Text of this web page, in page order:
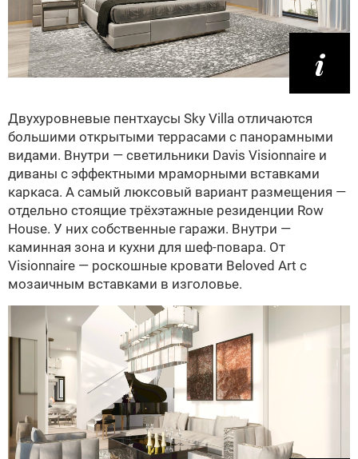
Двухуровневые пентхаусы Sky Villa отличаются
большими открытыми террасами с панорамными
видами. Внутри — светильники Davis Visionnaire и
диваны с эффектными мраморными вставками
каркаса. А самый люксовый вариант размещения —
отдельно стоящие трёхэтажные резиденции Row
House. У них собственные гаражи. Внутри —
каминная зона и кухни для шеф-повара. От
Visionnaire — роскошные кровати Beloved Art с
мозаичным вставками в изголовье.